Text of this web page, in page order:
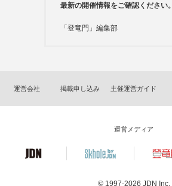
最新の開催情報をご確認ください。
「登竜門」編集部
運営会社 掲載申し込み 主催運営ガイド
運営メディア
© 1997-2026 JDN Inc.